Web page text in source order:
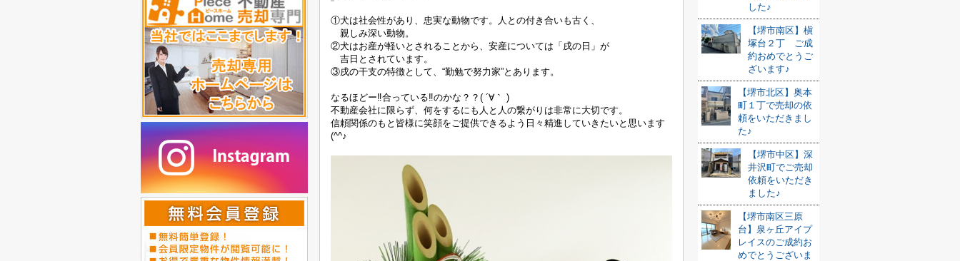
①犬は社会性があり、忠実な動物です。人との付き合いも古く、
親しみ深い動物。
②犬はお産が軽いとされることから、安産については「戌の日」が
吉日とされています。
③戌の干支の特徴として、“勤勉で努力家”とあります。
なるほどー‼合っている‼のかな？？( ´∀｀ )
不動産会社に限らず、何をするにも人と人の繋がりは非常に大切です。
信頼関係のもと皆様に笑顔をご提供できるよう日々精進していきたいと思います
(^^♪
した♪
【堺市南区】槇
塚台２丁 ご成
約おめでとうご
ざいます♪
【堺市北区】奥本
町１丁で売却の依
頼をいただきまし
た♪
【堺市中区】深
井沢町でご売却
依頼をいただき
ました♪
【堺市南区三原
台】泉ヶ丘アイプ
レイスのご成約お
めでとうございま